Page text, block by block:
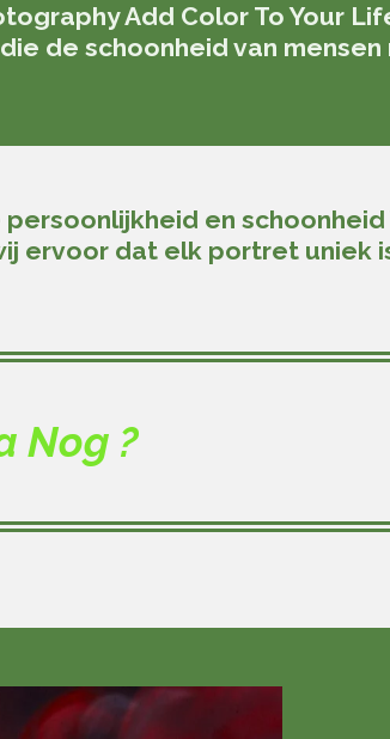
Add Color To Your
de schoonheid van mensen
en
ervoor dat elk portret uniek
Nog ?